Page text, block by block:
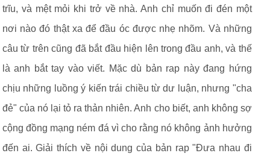
trĩu, và mệt mỏi khi trở về nhà. Anh chỉ muốn đi đén một
nơi nào đó thật xa để đầu óc được nhẹ nhõm. Và những
câu từ trên cũng đã bắt đầu hiện lên trong đầu anh, và thế
là anh bắt tay vào viết. Mặc dù bản rap này đang hứng
chịu những luồng ý kiến trái chiều từ dư luận, nhưng "cha
đẻ" của nó lại tỏ ra thản nhiên. Anh cho biết, anh không sợ
cộng đồng mạng ném đá vì cho rằng nó không ảnh hưởng
đến ai. Giải thích về nội dung của bản rap "Đưa nhau đi